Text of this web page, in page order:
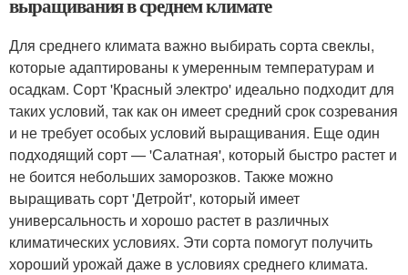
выращивания в среднем климате
Для среднего климата важно выбирать сорта свеклы,
которые адаптированы к умеренным температурам и
осадкам. Сорт 'Красный электро' идеально подходит для
таких условий, так как он имеет средний срок созревания
и не требует особых условий выращивания. Еще один
подходящий сорт — 'Салатная', который быстро растет и
не боится небольших заморозков. Также можно
выращивать сорт 'Детройт', который имеет
универсальность и хорошо растет в различных
климатических условиях. Эти сорта помогут получить
хороший урожай даже в условиях среднего климата.